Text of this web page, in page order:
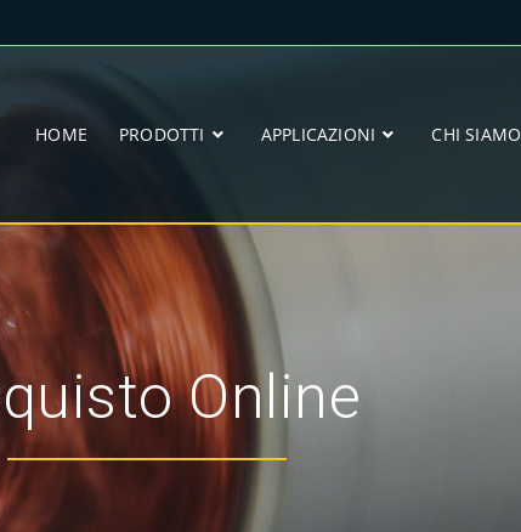
HOME PRODOTTI APPLICAZIONI CHI SIAMO
Online